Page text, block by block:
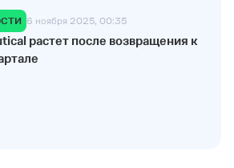
6 ноября 2025, 00:35
растет после возвращения к